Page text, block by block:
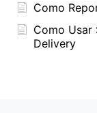
Como
Como Usar
Delivery